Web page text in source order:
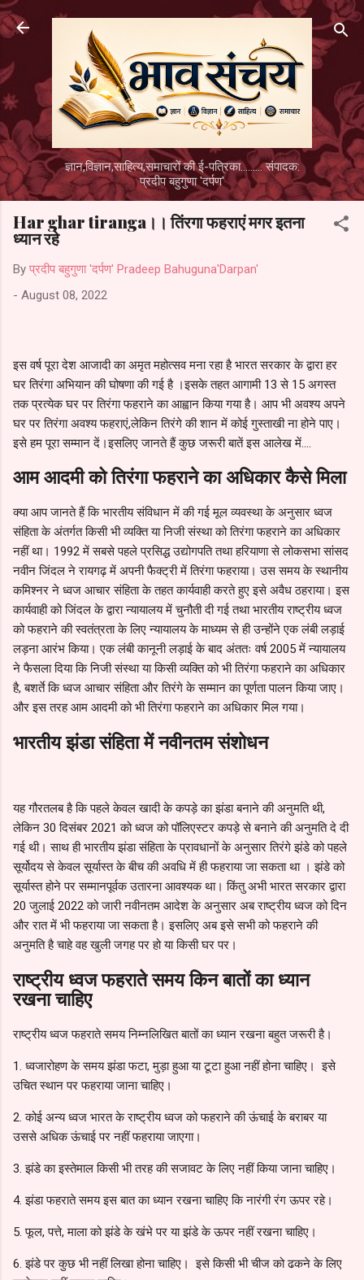
Skip to main content
ज्ञान,विज्ञान,साहित्य,समाचारों की ई-पत्रिका......... संपादक:
प्रदीप बहुगुणा 'दर्पण'
Har ghar tiranga।। तिंरगा फहराएं मगर इतना
ध्यान रहे
By प्रदीप बहुगुणा 'दर्पण' Pradeep Bahuguna'Darpan'
- August 08, 2022
इस वर्ष पूरा देश आजादी का अमृत महोत्सव मना रहा है भारत सरकार के द्वारा हर
घर तिरंगा अभियान की घोषणा की गई है ।इसके तहत आगामी 13 से 15 अगस्त
तक प्रत्येक घर पर तिरंगा फहराने का आह्वान किया गया है। आप भी अवश्य अपने
घर पर तिरंगा अवश्य फहराएं,लेकिन तिरंगे की शान में कोई गुस्ताखी ना होने पाए।
इसे हम पूरा सम्मान दें।इसलिए जानते हैं कुछ जरूरी बातें इस आलेख में....
आम आदमी को तिरंगा फहराने का अधिकार कैसे मिला
क्या आप जानते हैं कि भारतीय संविधान में की गई मूल व्यवस्था के अनुसार ध्वज
संहिता के अंतर्गत किसी भी व्यक्ति या निजी संस्था को तिरंगा फहराने का अधिकार
नहीं था। 1992 में सबसे पहले प्रसिद्ध उद्योगपति तथा हरियाणा से लोकसभा सांसद
नवीन जिंदल ने रायगढ़ में अपनी फैक्ट्री में तिरंगा फहराया। उस समय के स्थानीय
कमिश्नर ने ध्वज आचार संहिता के तहत कार्यवाही करते हुए इसे अवैध ठहराया। इस
कार्यवाही को जिंदल के द्वारा न्यायालय में चुनौती दी गई तथा भारतीय राष्ट्रीय ध्वज
को फहराने की स्वतंत्रता के लिए न्यायालय के माध्यम से ही उन्होंने एक लंबी लड़ाई
लड़ना आरंभ किया। एक लंबी कानूनी लड़ाई के बाद अंततः वर्ष 2005 में न्यायालय
ने फैसला दिया कि निजी संस्था या किसी व्यक्ति को भी तिरंगा फहराने का अधिकार
है, बशर्ते कि ध्वज आचार संहिता और तिरंगे के सम्मान का पूर्णता पालन किया जाए।
और इस तरह आम आदमी को भी तिरंगा फहराने का अधिकार मिल गया।
भारतीय झंडा संहिता में नवीनतम संशोधन
यह गौरतलब है कि पहले केवल खादी के कपड़े का झंडा बनाने की अनुमति थी,
लेकिन 30 दिसंबर 2021 को ध्वज को पॉलिएस्टर कपड़े से बनाने की अनुमति दे दी
गई थी। साथ ही भारतीय झंडा संहिता के प्रावधानों के अनुसार तिरंगे झंडे को पहले
सूर्योदय से केवल सूर्यास्त के बीच की अवधि में ही फहराया जा सकता था । झंडे को
सूर्यास्त होने पर सम्मानपूर्वक उतारना आवश्यक था। किंतु अभी भारत सरकार द्वारा
20 जुलाई 2022 को जारी नवीनतम आदेश के अनुसार अब राष्ट्रीय ध्वज को दिन
और रात में भी फहराया जा सकता है। इसलिए अब इसे सभी को फहराने की
अनुमति है चाहे वह खुली जगह पर हो या किसी घर पर।
राष्ट्रीय ध्वज फहराते समय किन बातों का ध्यान
रखना चाहिए
राष्ट्रीय ध्वज फहराते समय निम्नलिखित बातों का ध्यान रखना बहुत जरूरी है।
1. ध्वजारोहण के समय झंडा फटा, मुड़ा हुआ या टूटा हुआ नहीं होना चाहिए। इसे
उचित स्थान पर फहराया जाना चाहिए।
2. कोई अन्य ध्वज भारत के राष्ट्रीय ध्वज को फहराने की ऊंचाई के बराबर या
उससे अधिक ऊंचाई पर नहीं फहराया जाएगा।
3. झंडे का इस्तेमाल किसी भी तरह की सजावट के लिए नहीं किया जाना चाहिए।
4. झंडा फहराते समय इस बात का ध्यान रखना चाहिए कि नारंगी रंग ऊपर रहे।
5. फूल, पत्ते, माला को झंडे के खंभे पर या झंडे के ऊपर नहीं रखना चाहिए।
6. झंडे पर कुछ भी नहीं लिखा होना चाहिए। इसे किसी भी चीज को ढकने के लिए